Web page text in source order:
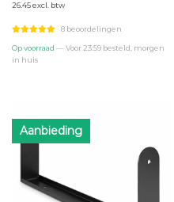
was:
€36,95.€32,00.
26.45 excl. btw
8 beoordelingen
Op voorraad — Voor 23:59 besteld, morgen
in huis
Aanbieding